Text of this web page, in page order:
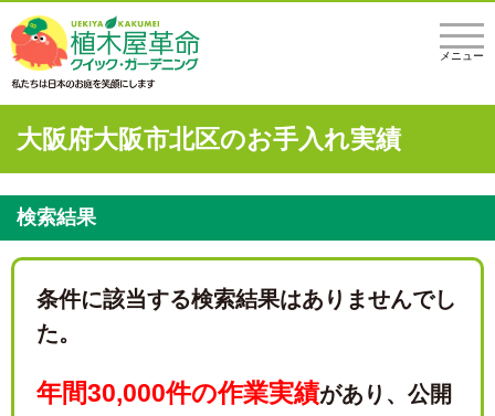
メニュー
大阪府大阪市北区のお手入れ実績
検索結果
条件に該当する検索結果はありませんでし
た。
年間30,000件の作業実績があり、 公開